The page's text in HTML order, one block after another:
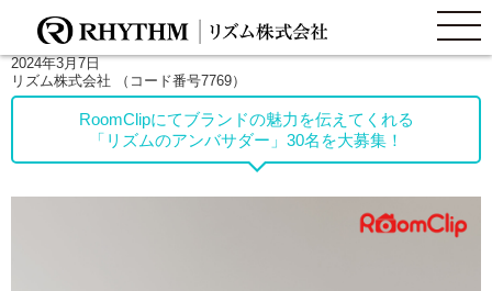
ホーム
2024年3月7日
リズム株式会社 （コード番号7769）
RoomClipにてブランドの魅力を伝えてくれる
「リズムのアンバサダー」30名を大募集！